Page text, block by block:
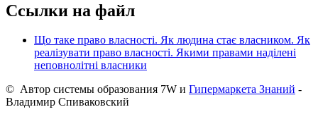
Ссылки на файл
Що таке право власності. Як людина стає власником. Як
реалізувати право власності. Якими правами наділені
неповнолітні власники
© Автор системы образования 7W и Гипермаркета Знаний -
Владимир Спиваковский